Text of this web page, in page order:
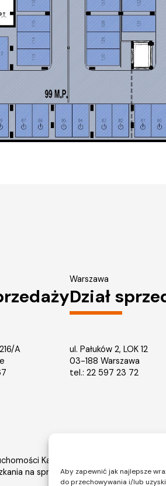
Aby zapewnić jak najlepsze
do przechowywania i/lub
A
Warszawa
Dział
ul. Pałuków 2, LOK 12
03-188 Warszawa
tel.: 22 597 23 72
Katowice
na sprzedaż Katowice